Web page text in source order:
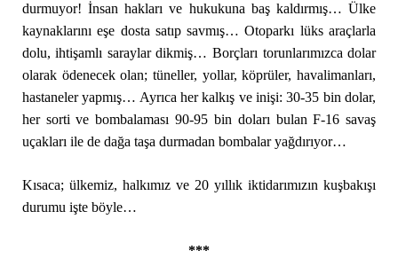
durmuyor! İnsan hakları ve hukukuna baş kaldırmış… Ülke
kaynaklarını eşe dosta satıp savmış… Otoparkı lüks araçlarla
dolu, ihtişamlı saraylar dikmiş… Borçları torunlarımızca dolar
olarak ödenecek olan; tüneller, yollar, köprüler, havalimanları,
hastaneler yapmış… Ayrıca her kalkış ve inişi: 30-35 bin dolar,
her sorti ve bombalaması 90-95 bin doları bulan F-16 savaş
uçakları ile de dağa taşa durmadan bombalar yağdırıyor…
Kısaca; ülkemiz, halkımız ve 20 yıllık iktidarımızın kuşbakışı
durumu işte böyle…
***